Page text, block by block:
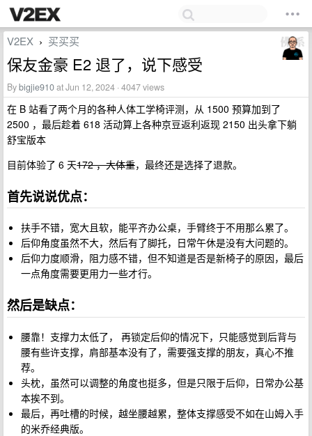
V2EX › 买买买
保友金豪 E2 退了，说下感受
Bybigjie910at Jun 12, 2024 · 4047 views
在 B 站看了两个月的各种人体工学椅评测，从 1500 预算加到了
2500 ，最后趁着 618 活动算上各种京豆返利返现 2150 出头拿下躺
舒宝版本
目前体验了 6 天172 ，大体重，最终还是选择了退款。
首先说说优点：
扶手不错，宽大且软，能平齐办公桌，手臂终于不用那么累了。
后仰角度虽然不大，然后有了脚托，日常午休是没有大问题的。
后仰力度顺滑，阻力感不错，但不知道是否是新椅子的原因，最后
一点角度需要更用力一些才行。
然后是缺点：
腰靠！支撑力太低了， 再锁定后仰的情况下，只能感觉到后背与
腰有些许支撑，肩部基本没有了，需要强支撑的朋友，真心不推
荐。
头枕，虽然可以调整的角度也挺多，但是只限于后仰，日常办公基
本挨不到。
最后，再吐槽的时候，越坐腰越累，整体支撑感受不如在山姆入手
的米乔经典版。